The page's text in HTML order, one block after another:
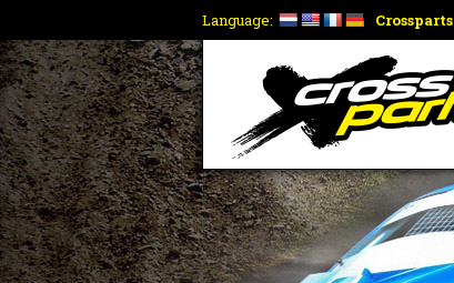
Language: Crossparts